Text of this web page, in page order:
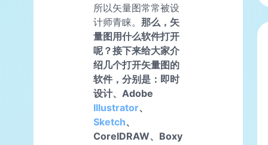
所以矢量图常常被设
计师青睐。 那么，矢
量图用什么软件打开
呢？接下来给大家介
绍几个打开矢量图的
软件，分别是：即时
设计、Adobe
Illustrator、
Sketch、
CorelDRAW、Boxy